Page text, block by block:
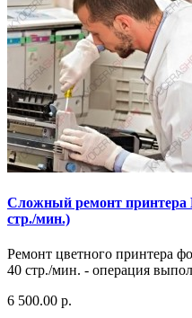
Сложный ремонт принтера
стр./мин.)
Ремонт цветного принтера
40 стр./мин. - операция
6 500.00 р.